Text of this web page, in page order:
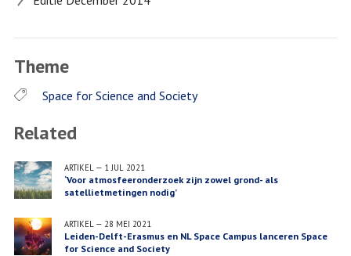
Theme
Space for Science and Society
Related
ARTIKEL— 1 JUL 2021
‘Voor atmosfeeronderzoek zijn zowel grond- als
satellietmetingen nodig’
ARTIKEL— 28 MEI 2021
Leiden-Delft-Erasmus en NL Space Campus lanceren Space
for Science and Society